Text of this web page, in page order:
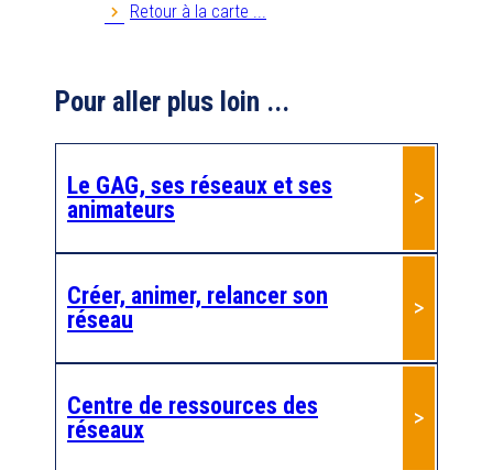
Anim PA 35
35000 Rennes
Anim'retraite
Anim'âge 22
22100 DINAN
36270 EGUZON
Retour à la carte ...
Pour aller plus loin ...
Le GAG, ses réseaux et ses
animateurs
Créer, animer, relancer son
réseau
Centre de ressources des
réseaux